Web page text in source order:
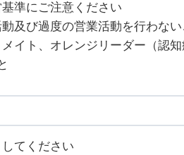
準にご注意ください
及び過度の営業活動を行わない
イト、オレンジリーダー（認
てください